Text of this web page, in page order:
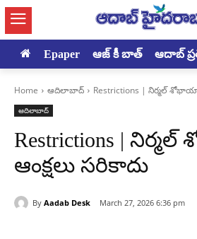
Epaper ఆజ్ కీ బాత్ ఆదాబ్
Home ఆదిలాబాద్ Restrictions | నిర్మల్
ఆదిలాబాద్
Restrictions |
ఆంక్షలు సరికాదు
By Aadab Desk March 27, 2026 6:36 pm